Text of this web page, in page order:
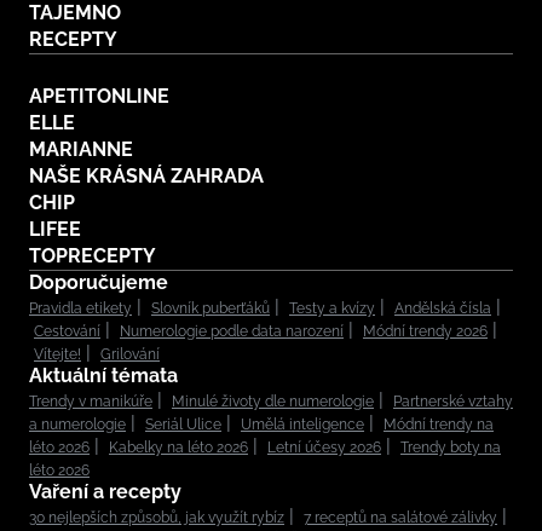
TAJEMNO
RECEPTY
APETITONLINE
ELLE
MARIANNE
NAŠE KRÁSNÁ ZAHRADA
CHIP
LIFEE
TOPRECEPTY
Doporučujeme
Pravidla etikety Slovník puberťáků Testy a kvízy
Andělská čísla
Cestování
Numerologie podle data narození
Módní trendy 2026
Vítejte!
Grilování
Aktuální témata
Trendy v manikúře Minulé životy dle numerologie
Partnerské vztahy
a numerologie
Seriál Ulice Umělá inteligence
Módní trendy na
léto 2026
Kabelky na léto 2026 Letní účesy 2026
Trendy boty na
léto 2026
Vaření a recepty
30 nejlepších způsobů, jak využít rybíz
7 receptů na salátové zálivky